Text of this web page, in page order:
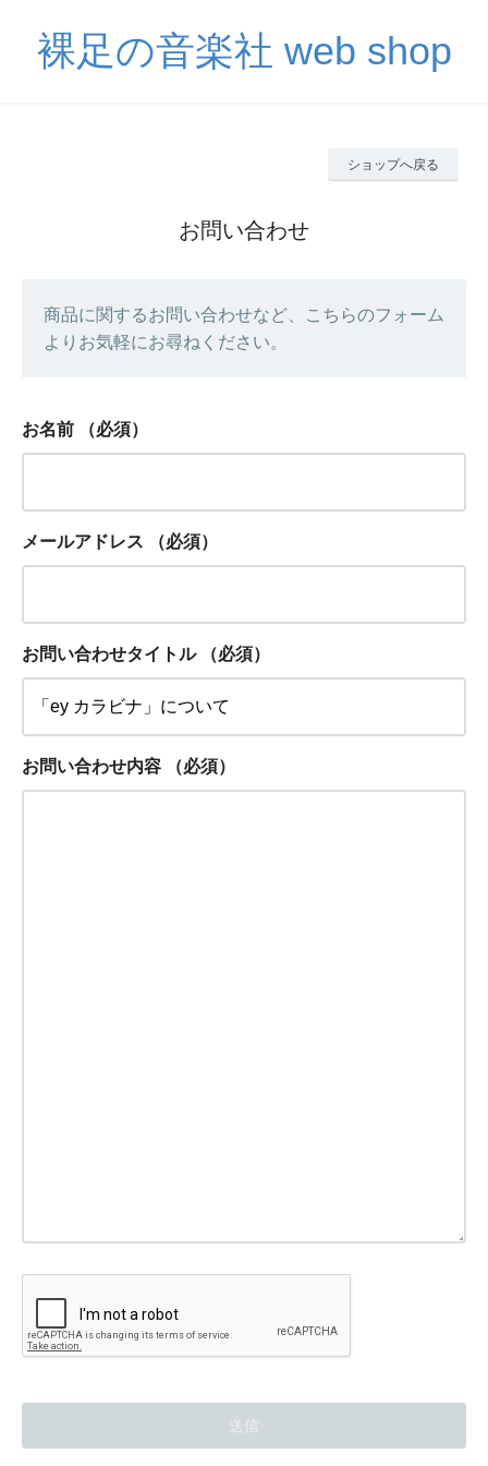
裸足の音楽社 web shop
ショップへ戻る
お問い合わせ
商品に関するお問い合わせなど、こちらのフォーム
よりお気軽にお尋ねください。
お名前 （必須）
メールアドレス （必須）
お問い合わせタイトル （必須）
お問い合わせ内容 （必須）